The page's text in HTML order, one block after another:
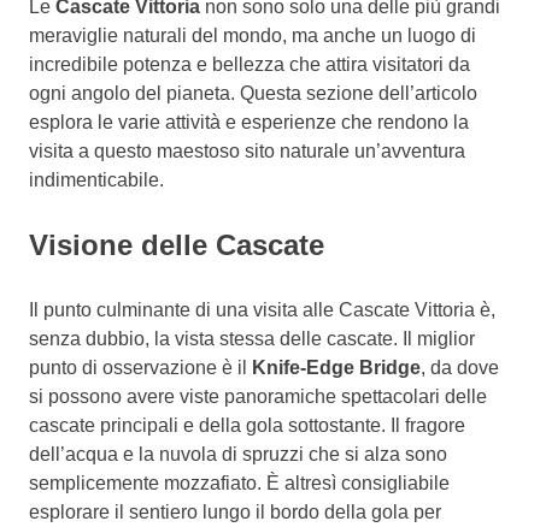
Le Cascate Vittoria non sono solo una delle più grandi
meraviglie naturali del mondo, ma anche un luogo di
incredibile potenza e bellezza che attira visitatori da
ogni angolo del pianeta. Questa sezione dell’articolo
esplora le varie attività e esperienze che rendono la
visita a questo maestoso sito naturale un’avventura
indimenticabile.
Visione delle Cascate
Il punto culminante di una visita alle Cascate Vittoria è,
senza dubbio, la vista stessa delle cascate. Il miglior
punto di osservazione è il
Knife-Edge Bridge, da dove
si possono avere viste panoramiche spettacolari delle
cascate principali e della gola sottostante. Il fragore
dell’acqua e la nuvola di spruzzi che si alza sono
semplicemente mozzafiato. È altresì consigliabile
esplorare il sentiero lungo il bordo della gola per